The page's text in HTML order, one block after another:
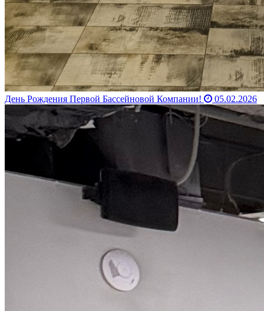
День Рождения Первой Бассейновой Компании! 05.02.2026